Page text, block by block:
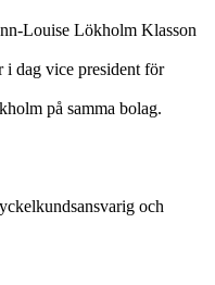
Louise Lökholm Klasson
dag vice president för
på samma bolag.
och